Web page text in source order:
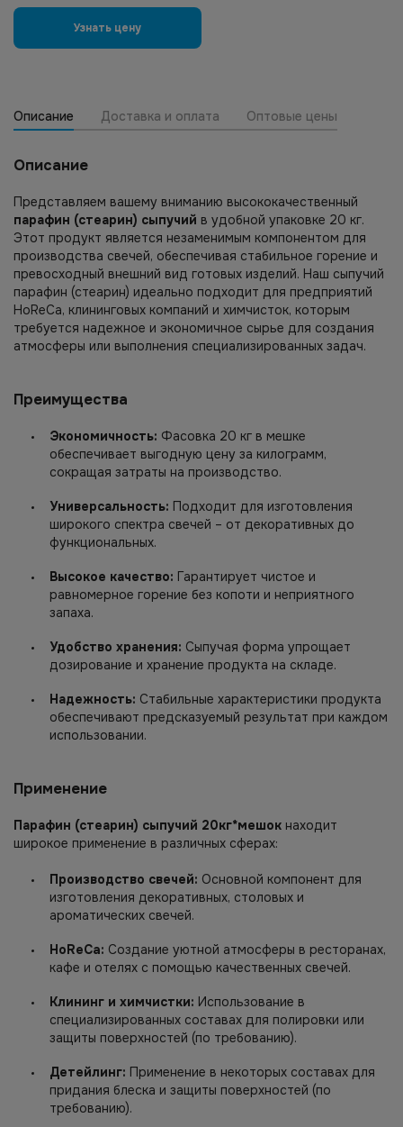
Узнать цену
Описание Доставка и оплата Оптовые цены
Описание
Представляем вашему вниманию высококачественный
парафин (стеарин) сыпучий в удобной упаковке 20 кг.
Этот продукт является незаменимым компонентом для
производства свечей, обеспечивая стабильное горение и
превосходный внешний вид готовых изделий. Наш сыпучий
парафин (стеарин) идеально подходит для предприятий
HoReCa, клининговых компаний и химчисток, которым
требуется надежное и экономичное сырье для создания
атмосферы или выполнения специализированных задач.
Преимущества
Экономичность: Фасовка 20 кг в мешке
обеспечивает выгодную цену за килограмм,
сокращая затраты на производство.
Универсальность: Подходит для изготовления
широкого спектра свечей – от декоративных до
функциональных.
Высокое качество: Гарантирует чистое и
равномерное горение без копоти и неприятного
запаха.
Удобство хранения: Сыпучая форма упрощает
дозирование и хранение продукта на складе.
Надежность: Стабильные характеристики продукта
обеспечивают предсказуемый результат при каждом
использовании.
Применение
Парафин (стеарин) сыпучий 20кг*мешок находит
широкое применение в различных сферах:
Производство свечей: Основной компонент для
изготовления декоративных, столовых и
ароматических свечей.
HoReCa: Создание уютной атмосферы в ресторанах,
кафе и отелях с помощью качественных свечей.
Клининг и химчистки: Использование в
специализированных составах для полировки или
защиты поверхностей (по требованию).
Детейлинг: Применение в некоторых составах для
придания блеска и защиты поверхностей (по
требованию).